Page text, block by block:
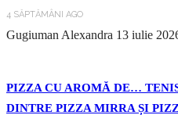
4 SĂPTĂMÂNI AGO
Gugiuman Alexandra 13 iulie
PIZZA CU AROMĂ DE…
DINTRE PIZZA MIRRA ȘI